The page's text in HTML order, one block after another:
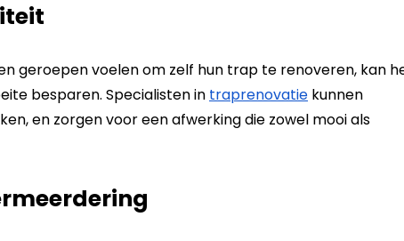
geroepen voelen om zelf hun trap te renoveren, kan
besparen. Specialisten in traprenovatie kunnen
en zorgen voor een afwerking die zowel mooi als